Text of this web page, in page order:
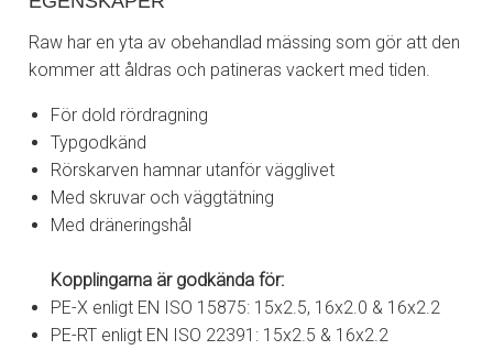
Raw har en yta av obehandlad mässing som gör att den
kommer att åldras och patineras vackert med tiden.
För dold rördragning
Typgodkänd
Rörskarven hamnar utanför vägglivet
Med skruvar och väggtätning
Med dräneringshål
Kopplingarna är godkända för:
PE-X enligt EN ISO 15875: 15x2.5, 16x2.0 & 16x2.2
PE-RT enligt EN ISO 22391: 15x2.5 & 16x2.2